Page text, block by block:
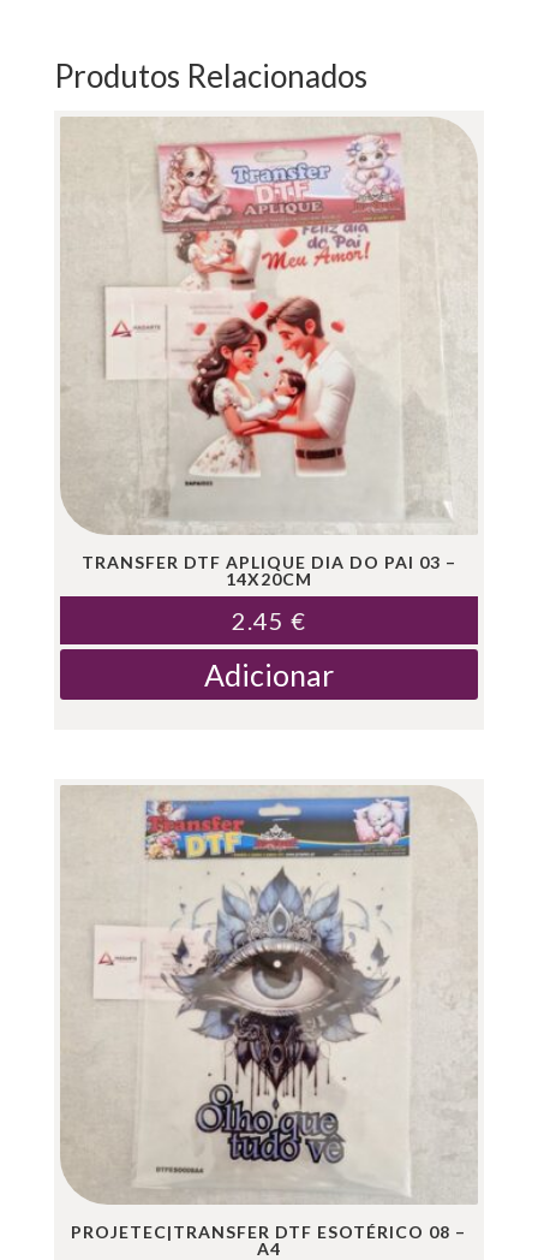
Produtos Relacionados
TRANSFER DTF APLIQUE DIA DO PAI 03 –
14X20CM
2.45 €
Adicionar
PROJETEC|TRANSFER DTF ESOTÉRICO 08 –
A4